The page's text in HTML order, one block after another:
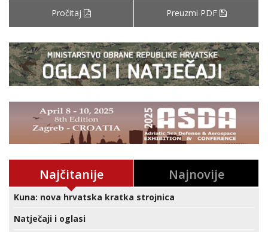
Pročitaj Preuzmi PDF
Najčitanije Najnovije
Kuna: nova hrvatska kratka strojnica
Natječaji i oglasi